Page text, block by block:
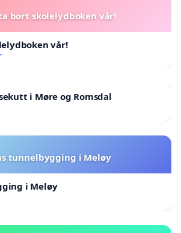
bort skolelydboken vår!
vår!
i Møre og Romsdal
tunnelbygging i Meløy
i Meløy